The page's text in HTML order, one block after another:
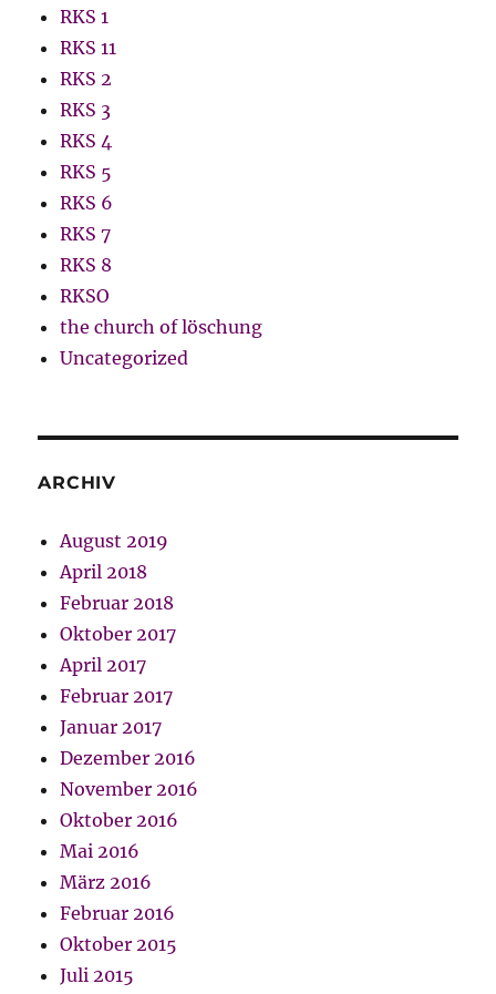
RKS 1
RKS 11
RKS 2
RKS 3
RKS 4
RKS 5
RKS 6
RKS 7
RKS 8
RKSO
the church of löschung
Uncategorized
ARCHIV
August 2019
April 2018
Februar 2018
Oktober 2017
April 2017
Februar 2017
Januar 2017
Dezember 2016
November 2016
Oktober 2016
Mai 2016
März 2016
Februar 2016
Oktober 2015
Juli 2015